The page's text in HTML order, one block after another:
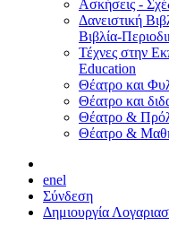
Ασκήσεις -
Δανειστική
Βιβλία-
Τέχνες στην
Education
Θέατρο και
Θέατρο και
Θέατρο &
Θέατρο &
enel
Σύνδεση
Δημιουργία